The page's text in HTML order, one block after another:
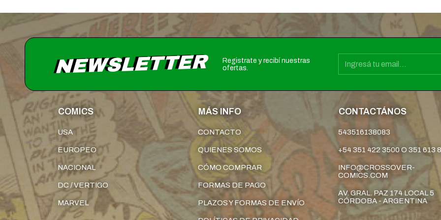
NEWSLETTER
Registrate y recibí nuestras
ofertas.
COMICS
USA
EUROPEO
NACIONAL
DC / VERTIGO
MARVEL
MÁS INFO
CONTACTO
QUIENES SOMOS
CÓMO COMPRAR
FORMAS DE PAGO
PLAZOS Y FORMAS DE ENVÍO
CONTACTÁNOS
543516138083
+54 351 422 3500 O 351 613
INFO@CROSSOVER-
COMICS.COM
AV. GRAL. PAZ 174 LOCAL 5
CÓRDOBA - ARGENTINA